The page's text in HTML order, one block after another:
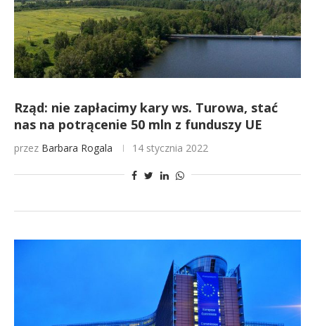
Rząd: nie zapłacimy kary ws. Turowa, stać
nas na potrącenie 50 mln z funduszy UE
przez Barbara Rogala 14 stycznia 2022